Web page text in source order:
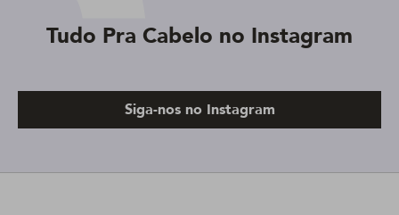
Tudo Pra Cabelo no Instagram
Siga-nos no Instagram